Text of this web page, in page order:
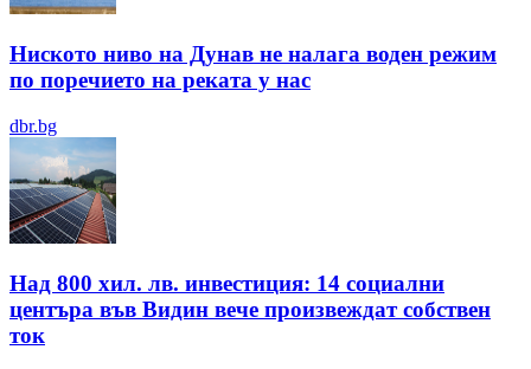
Ниското ниво на Дунав не налага воден режим
по поречието на реката у нас
dbr.bg
Над 800 хил. лв. инвестиция: 14 социални
центъра във Видин вече произвеждат собствен
ток